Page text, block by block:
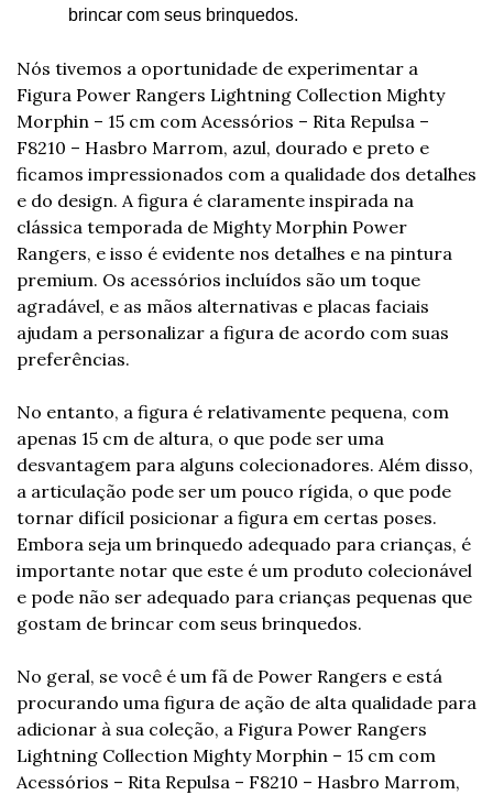
brincar com seus brinquedos.
Nós tivemos a oportunidade de experimentar a
Figura Power Rangers Lightning Collection Mighty
Morphin – 15 cm com Acessórios – Rita Repulsa –
F8210 – Hasbro Marrom, azul, dourado e preto e
ficamos impressionados com a qualidade dos detalhes
e do design. A figura é claramente inspirada na
clássica temporada de Mighty Morphin Power
Rangers, e isso é evidente nos detalhes e na pintura
premium. Os acessórios incluídos são um toque
agradável, e as mãos alternativas e placas faciais
ajudam a personalizar a figura de acordo com suas
preferências.
No entanto, a figura é relativamente pequena, com
apenas 15 cm de altura, o que pode ser uma
desvantagem para alguns colecionadores. Além disso,
a articulação pode ser um pouco rígida, o que pode
tornar difícil posicionar a figura em certas poses.
Embora seja um brinquedo adequado para crianças, é
importante notar que este é um produto colecionável
e pode não ser adequado para crianças pequenas que
gostam de brincar com seus brinquedos.
No geral, se você é um fã de Power Rangers e está
procurando uma figura de ação de alta qualidade para
adicionar à sua coleção, a Figura Power Rangers
Lightning Collection Mighty Morphin – 15 cm com
Acessórios – Rita Repulsa – F8210 – Hasbro Marrom,